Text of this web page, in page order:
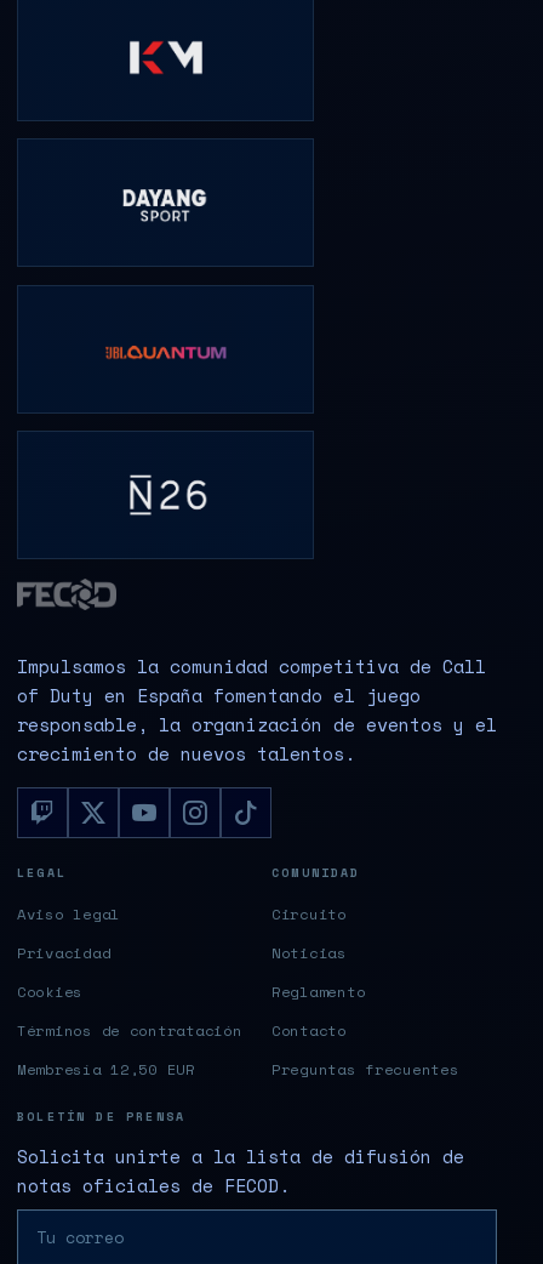
Impulsamos la comunidad competitiva de Call
of Duty en España fomentando el juego
responsable, la organización de eventos y el
crecimiento de nuevos talentos.
LEGAL
Aviso legal
Privacidad
Cookies
Términos de contratación
Membresía 12,50 EUR
COMUNIDAD
Circuito
Noticias
Reglamento
Contacto
Preguntas frecuentes
BOLETÍN DE PRENSA
Solicita unirte a la lista de difusión de
notas oficiales de FECOD.